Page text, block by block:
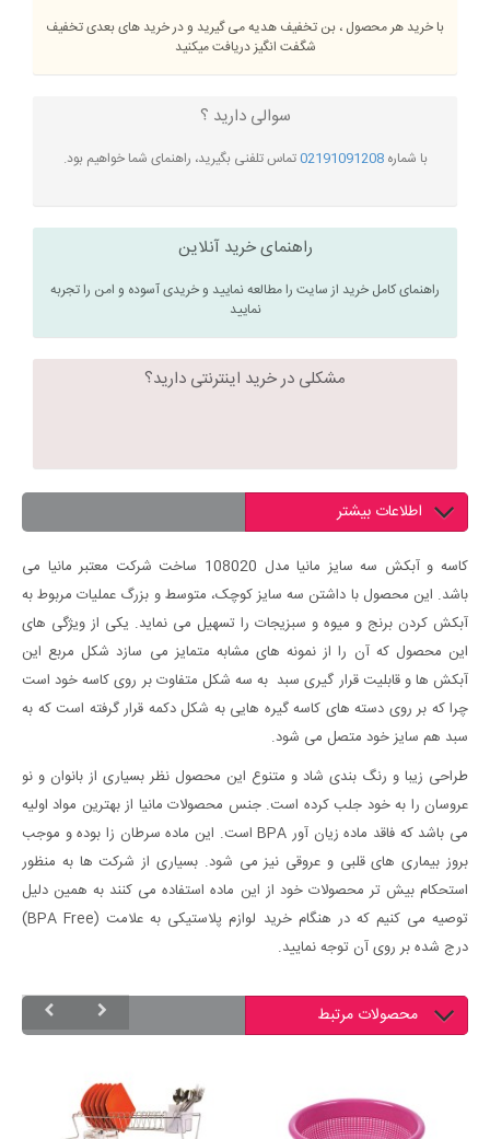
با خرید هر محصول ، بن تخفیف هدیه می گیرید و در خرید های بعدی تخفیف
شگفت انگیز دریافت میکنید
سوالی دارید ؟
با شماره02191091208تماس تلفنی بگیرید، راهنمای شما خواهیم بود.
راهنمای خرید آنلاین
راهنمای کامل خرید از سایت را مطالعه نمایید و خریدی آسوده و امن را تجربه
نمایید
مشکلی در خرید اینترنتی دارید؟
اطلاعات بیشتر
کاسه و آبکش سه سایز مانیا مدل 108020 ساخت شرکت معتبر مانیا می
باشد. این محصول با داشتن سه سایز کوچک، متوسط و بزرگ عملیات مربوط به
آبکش کردن برنج و میوه و سبزیجات را تسهیل می نماید. یکی از ویژگی های
این محصول که آن را از نمونه های مشابه متمایز می سازد شکل مربع این
آبکش ها و قابلیت قرار گیری سبد به سه شکل متفاوت بر روی کاسه خود است
چرا که بر روی دسته های کاسه گیره هایی به شکل دکمه قرار گرفته است که به
سبد هم سایز خود متصل می شود.
طراحی زیبا و رنگ بندی شاد و متنوع این محصول نظر بسیاری از بانوان و نو
عروسان را به خود جلب کرده است. جنس محصولات مانیا از بهترین مواد اولیه
می باشد که فاقد ماده زیان آور BPA است. این ماده سرطان زا بوده و موجب
بروز بیماری های قلبی و عروقی نیز می شود. بسیاری از شرکت ها به منظور
استحکام بیش تر محصولات خود از این ماده استفاده می کنند به همین دلیل
توصیه می کنیم که در هنگام خرید لوازم پلاستیکی به علامت (BPA Free)
درج شده بر روی آن توجه نمایید.
محصولات مرتبط